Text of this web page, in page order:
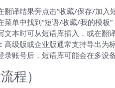
翻译结果旁点击“收藏/保存/加入
菜单中找到“短语/收藏/我的模板
文本时可从短语库插入，或在翻
高级版或企业版通常支持导出为
录账号后，短语库可能会在多设
程）